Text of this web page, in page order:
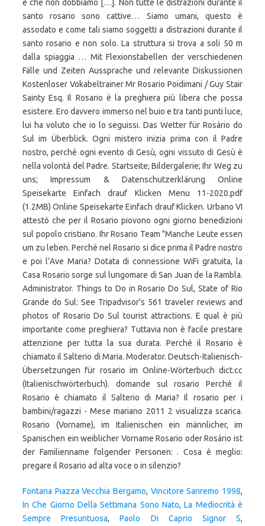
è che non dobbiamo […]. Non tutte le distrazioni durante il
santo rosario sono cattive… Siamo umani, questo è
assodato e come tali siamo soggetti a distrazioni durante il
santo rosario e non solo. La struttura si trova a soli 50 m
dalla spiaggia … Mit Flexionstabellen der verschiedenen
Fälle und Zeiten Aussprache und relevante Diskussionen
Kostenloser Vokabeltrainer Mr Rosario Poidimani / Guy Stair
Sainty Esq. Il Rosario è la preghiera più libera che possa
esistere. Ero davvero immerso nel buio e tra tanti punti luce,
lui ha voluto che io lo seguissi. Das Wetter für Rosário do
Sul im Überblick. Ogni mistero inizia prima con il Padre
nostro, perché ogni evento di Gesù, ogni vissuto di Gesù è
nella volontà del Padre. Startseite; Bildergalerie; Ihr Weg zu
uns; Impressum & Datenschutzerklärung Online
Speisekarte Einfach drauf Klicken Menu 11-2020.pdf
(1.2MB) Online Speisekarte Einfach drauf Klicken. Urbano VI
attestò che per il Rosario piovo­no ogni giorno benedizioni
sul popolo cristiano. Ihr Rosario Team "Manche Leute essen
um zu leben. Perché nel Rosario si dice prima il Padre nostro
e poi l’Ave Maria? Dotata di connessione WiFi gratuita, la
Casa Rosario sorge sul lungomare di San Juan de la Rambla.
Administrator. Things to Do in Rosario Do Sul, State of Rio
Grande do Sul: See Tripadvisor's 561 traveler reviews and
photos of Rosario Do Sul tourist attractions. E qual è più
importante come preghiera? Tuttavia non è facile prestare
attenzione per tutta la sua durata. Perché il Rosario è
chiamato il Salterio di Maria. Moderator. Deutsch-Italienisch-
Übersetzungen für rosario im Online-Wörterbuch dict.cc
(Italienischwörterbuch). domande sul rosario Perché il
Rosario è chiamato il Salterio di Maria? Il rosario per i
bambini/ragazzi - Mese mariano 2011 2 visualizza scarica.
Rosario (Vorname), im Italienischen ein männlicher, im
Spanischen ein weiblicher Vorname Rosario oder Rosário ist
der Familienname folgender Personen: . Cosa è meglio:
pregare il Rosario ad alta voce o in silenzio?
Fontana Piazza Vecchia Bergamo, Vincitore Sanremo 1998,
In Che Giorno Della Settimana Sono Nato,La Mediocrità è
Sempre Presuntuosa,Paolo Di Caprio Signor S,